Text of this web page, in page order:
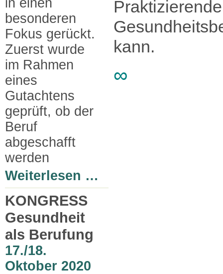
in einen
besonderen
Fokus gerückt.
Zuerst wurde
im Rahmen
eines
Gutachtens
geprüft, ob der
Beruf
abgeschafft
werden
Weiterlesen …
KONGRESS
Gesundheit
als Berufung
17./18.
Oktober 2020
kann.
∞